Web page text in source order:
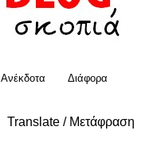
Ανέκδοτα Διάφορα
Translate / Μετάφραση